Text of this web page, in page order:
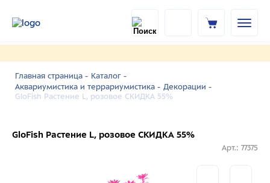
Главная страница - Каталог -
Аквариумистика и террариумистика - Декорации -
GloFish Растение L, розовое СКИДКА 55%
GloFish Растение L, розовое СКИДКА 55%
Арт.: 77375